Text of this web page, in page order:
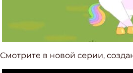
Смотрите в новой серии,